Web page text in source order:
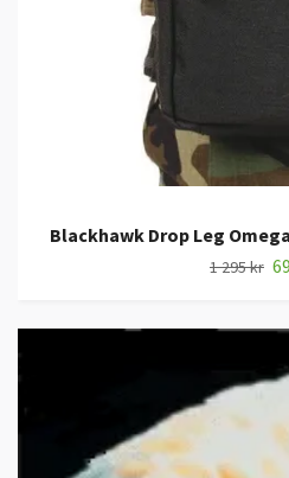
Blackhawk Drop Leg
1 295 kr